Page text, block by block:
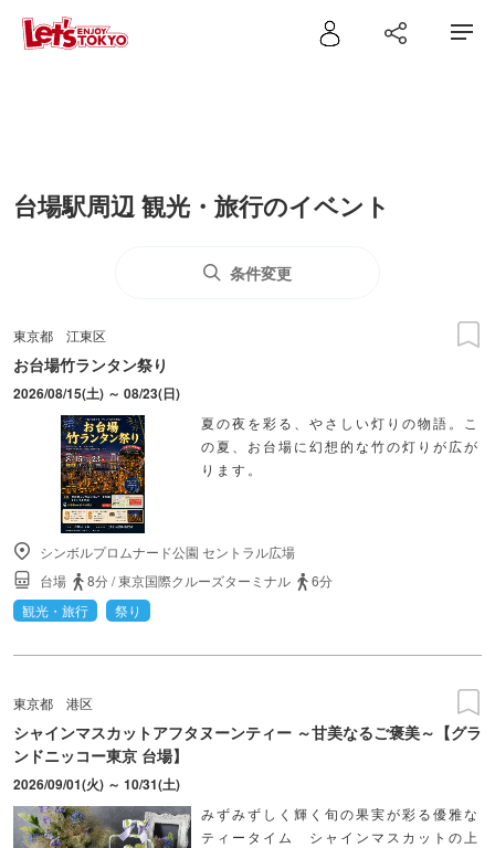
台場駅周辺 観光・旅行のイベント
条件変更
東京都 江東区
お台場竹ランタン祭り
2026/08/15(土) ～ 08/23(日)
夏の夜を彩る、やさしい灯りの物語。こ
の夏、お台場に幻想的な竹の灯りが広が
ります。
シンボルプロムナード公園 セントラル広場
台場
8分/東京国際クルーズターミナル
6分
観光・旅行
祭り
東京都 港区
シャインマスカットアフタヌーンティー ～甘美なるご褒美～【グラ
ンドニッコー東京 台場】
2026/09/01(火) ～ 10/31(土)
みずみずしく輝く旬の果実が彩る優雅な
ティータイム シャインマスカットの上